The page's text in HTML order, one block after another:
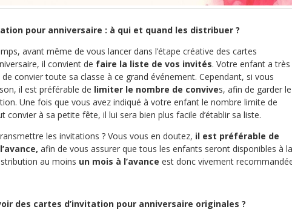
pour anniversaire : à qui et quand les distribuer ?
avant même de vous lancer dans l’étape créative des cartes
il convient de faire la liste de vos invités. Votre enfant a très
convier toute sa classe à ce grand événement. Cependant, si vous
il est préférable de limiter le nombre de convives, afin de garder le
Une fois que vous avez indiqué à votre enfant le nombre limite de
convier à sa petite fête, il lui sera bien plus facile d’établir sa liste.
les invitations ? Vous vous en doutez, il est préférable de
afin de vous assurer que tous les enfants seront disponibles à la
au moins un mois à l’avance est donc vivement
des cartes d’invitation pour anniversaire originales ?